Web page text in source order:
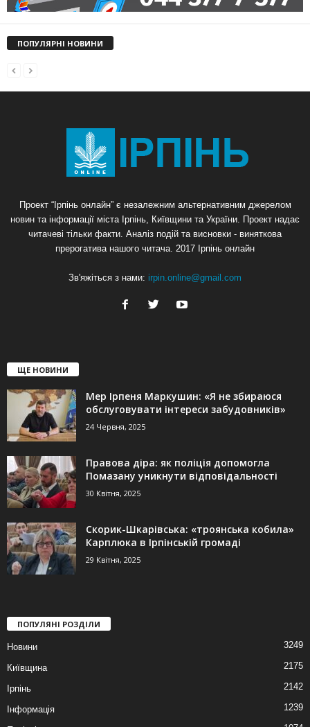
ПОПУЛЯРНІ НОВИНИ
Проект “Ірпінь онлайн” є незалежним альтернативним джерелом
новин та інформації міста Ірпінь, Київщини та України. Проект надає
читачеві тільки факти. Аналіз подій та висновки - виняткова
прерогатива нашого читача. 2017 Ірпінь онлайн
Зв'яжіться з нами: irpin.online@gmail.com
ЩЕ НОВИНИ
Мер Ірпеня Маркушин: «Я не збираюся
обслуговувати інтереси забудовників»
24 Червня, 2025
Правова діра: як поліція допомогла
Помазану уникнути відповідальності
30 Квітня, 2025
Скорик-Шкарівська: «троянська кобила»
Карплюка в Ірпінській громаді
29 Квітня, 2025
ПОПУЛЯНІ РОЗДІЛИ
Новини 3249
Київщина 2175
Ірпінь 2142
Інформація 1239